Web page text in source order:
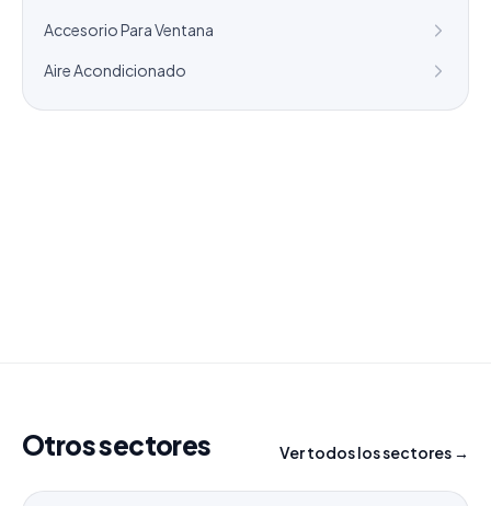
Accesorio Para Ventana
Aire Acondicionado
Otros sectores Ver todos los sectores →